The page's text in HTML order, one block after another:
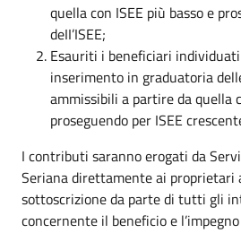
quella con ISEE più basso e
deII’ISEE;
Esauriti i beneficiari
inserimento in graduatoria
ammissibili a partire da quella
proseguendo per ISEE
I contributi saranno erogati da
Seriana direttamente ai proprietari
sottoscrizione da parte di tutti gli
concernente il beneficio e